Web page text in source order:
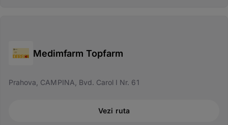
Medimfarm Topfarm
Prahova, CAMPINA, Bvd. Carol I Nr. 61
Vezi ruta